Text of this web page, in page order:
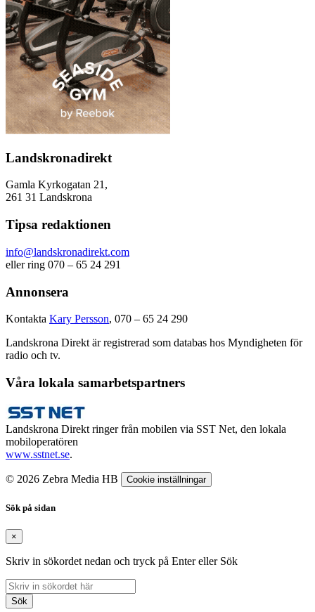
Landskronadirekt
Gamla Kyrkogatan 21,
261 31 Landskrona
Tipsa redaktionen
info@landskronadirekt.com
eller ring 070 – 65 24 291
Annonsera
Kontakta Kary Persson, 070 – 65 24 290
Landskrona Direkt är registrerad som databas hos Myndigheten för
radio och tv.
Våra lokala samarbetspartners
Landskrona Direkt ringer från mobilen via SST Net, den lokala
mobiloperatören
www.sstnet.se.
© 2026 Zebra Media HB Cookie inställningar
Sök på sidan
×
Skriv in sökordet nedan och tryck på Enter eller Sök
Sök